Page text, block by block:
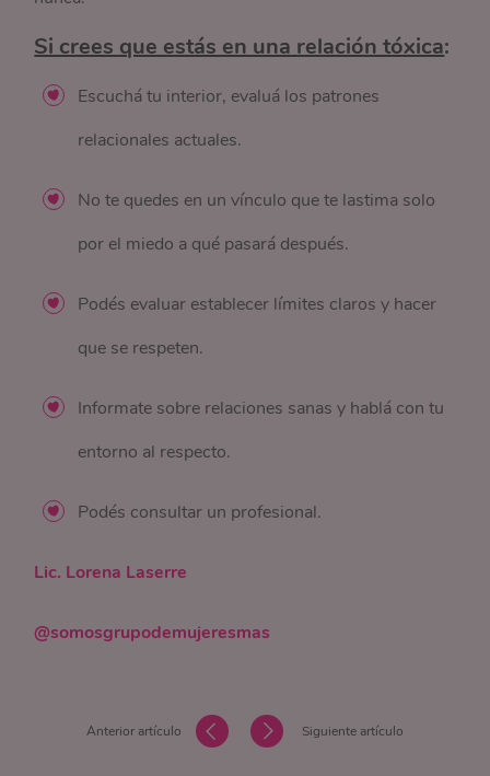
Si crees que estás en una relación tóxica:
Escuchá tu interior, evaluá los patrones
relacionales actuales.
No te quedes en un vínculo que te lastima solo
por el miedo a qué pasará después.
Podés evaluar establecer límites claros y hacer
que se respeten.
Informate sobre relaciones sanas y hablá con tu
entorno al respecto.
Podés consultar un profesional.
Lic. Lorena Laserre
@somosgrupodemujeresmas
Anterior artículo Siguiente artículo